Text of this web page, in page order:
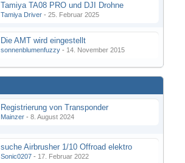
Tamiya TA08 PRO und DJI Drohne
Tamiya Driver - 25. Februar 2025
Die AMT wird eingestellt
sonnenblumenfuzzy - 14. November 2015
Registrierung von Transponder
Mainzer - 8. August 2024
suche Airbrusher 1/10 Offroad elektro
Sonic0207 - 17. Februar 2022